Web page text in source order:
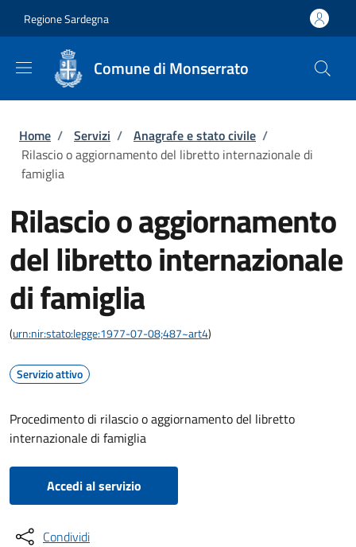
Regione Sardegna
Comune di Monserrato
Briciole di pane
Home / Servizi / Anagrafe e stato civile /
Rilascio o aggiornamento del libretto internazionale di
famiglia
Rilascio o aggiornamento
del libretto internazionale
di famiglia
(urn:nir:stato:legge:1977-07-08;487~art4)
Servizio attivo
Procedimento di rilascio o aggiornamento del libretto
internazionale di famiglia
Accedi al servizio
Condividi